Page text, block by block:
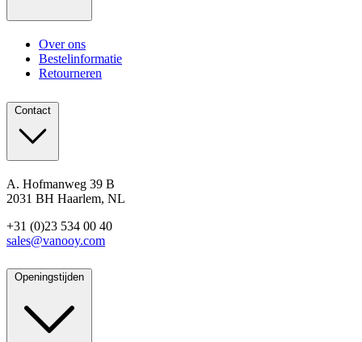
Over ons
Bestelinformatie
Retourneren
Contact
A. Hofmanweg 39 B
2031 BH Haarlem, NL
+31 (0)23 534 00 40
sales@vanooy.com
Openingstijden